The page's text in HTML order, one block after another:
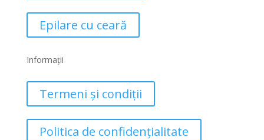
Epilare cu ceară
Informații
Termeni și condiții
Politica de confidențialitate